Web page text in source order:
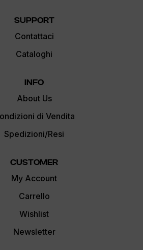
SUPPORT
Contattaci
Cataloghi
INFO
About Us
di Vendita
Spedizioni/Resi
CUSTOMER
My Account
Carrello
Wishlist
Newsletter